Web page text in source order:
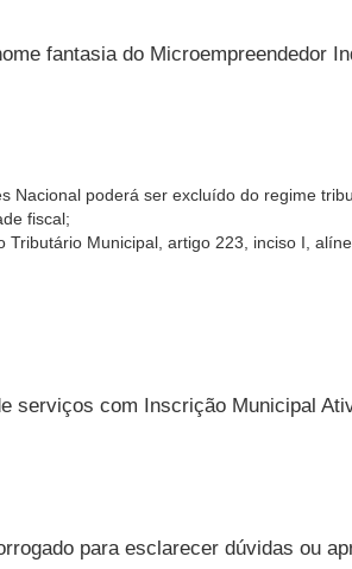
fantasia do Microempreendedor
Nacional poderá ser excluído do regime
fiscal;
Tributário Municipal, artigo 223, inciso I,
serviços com Inscrição Municipal
para esclarecer dúvidas ou